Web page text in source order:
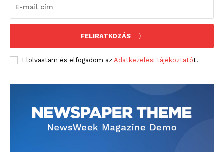
blogSZOLNOK
FELIRATKOZÁS
Elolvastam és elfogadom az Adatkezelési tájékoztatót.